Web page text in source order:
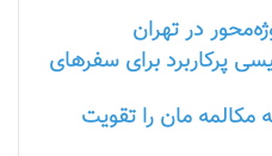
در تهران
پرکاربرد برای سفرهای
مکالمه مان را تقویت